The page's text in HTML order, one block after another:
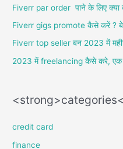
Fiverr par order पाने के लिए क्या
Fiverr gigs promote कैसे करें ?
Fiverr top seller बन 2023 में
2023 में freelancing कैसे करे,
credit card
finance